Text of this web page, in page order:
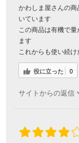
かわしま屋さんの
いています
この商品は有機で
ます
これからも使い続
役に立った 0
サイトからの返信